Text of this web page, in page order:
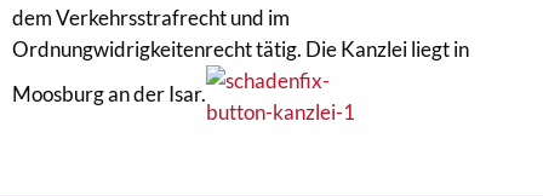
dem Verkehrsstrafrecht und im
Ordnungwidrigkeitenrecht tätig. Die Kanzlei liegt in
Moosburg an der Isar.